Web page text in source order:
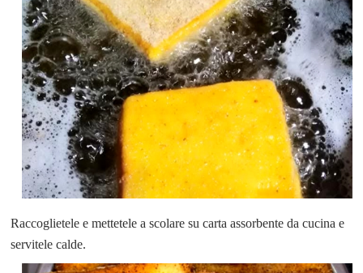
Raccoglietele e mettetele a scolare su carta assorbente da cucina e
servitele calde.